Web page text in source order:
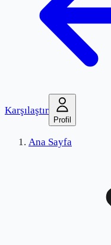
Karşılaştır
Profil
Ana Sayfa